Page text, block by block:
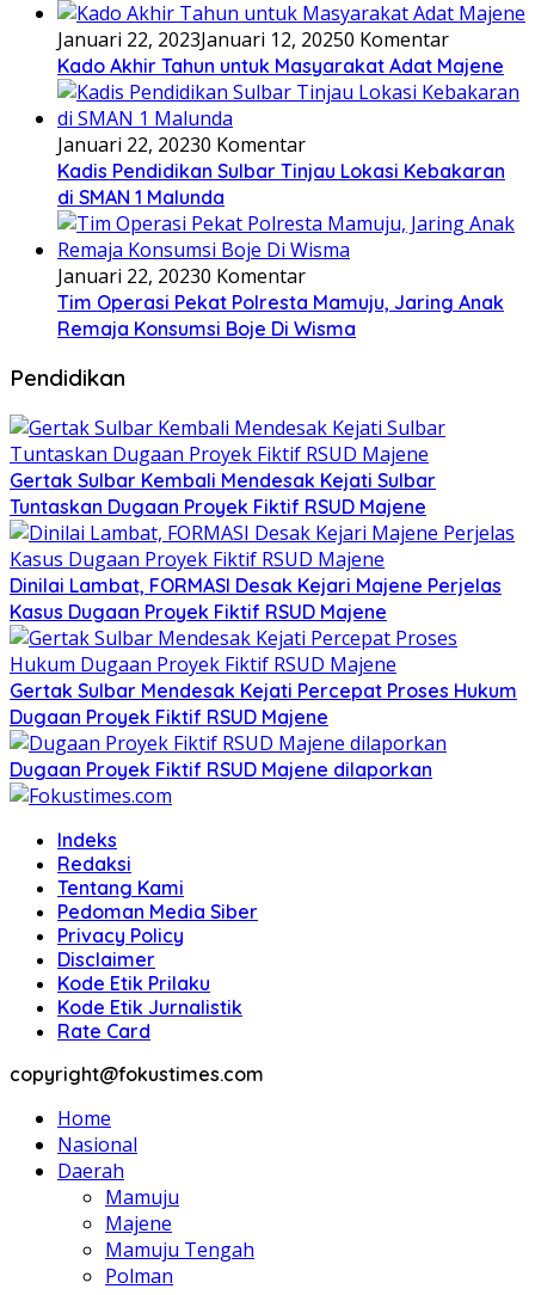
Januari 22, 2023Januari 12, 20250 Komentar
Kado Akhir Tahun untuk Masyarakat Adat Majene
Januari 22, 20230 Komentar
Kadis Pendidikan Sulbar Tinjau Lokasi Kebakaran
di SMAN 1 Malunda
Januari 22, 20230 Komentar
Tim Operasi Pekat Polresta Mamuju, Jaring Anak
Remaja Konsumsi Boje Di Wisma
Pendidikan
Gertak Sulbar Kembali Mendesak Kejati Sulbar
Tuntaskan Dugaan Proyek Fiktif RSUD Majene
Dinilai Lambat, FORMASI Desak Kejari Majene Perjelas
Kasus Dugaan Proyek Fiktif RSUD Majene
Gertak Sulbar Mendesak Kejati Percepat Proses Hukum
Dugaan Proyek Fiktif RSUD Majene
Dugaan Proyek Fiktif RSUD Majene dilaporkan
Indeks
Redaksi
Tentang Kami
Pedoman Media Siber
Privacy Policy
Disclaimer
Kode Etik Prilaku
Kode Etik Jurnalistik
Rate Card
copyright@fokustimes.com
Home
Nasional
Daerah
Mamuju
Majene
Mamuju Tengah
Polman